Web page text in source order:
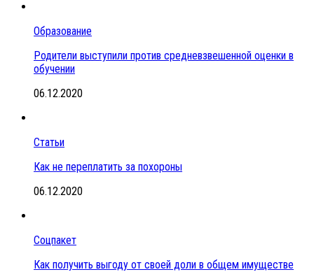
Образование
Родители выступили против средневзвешенной оценки в
обучении
06.12.2020
Статьи
Как не переплатить за похороны
06.12.2020
Соцпакет
Как получить выгоду от своей доли в общем имуществе